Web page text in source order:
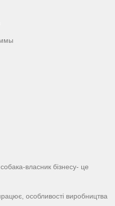
власник бізнесу- це
особливості виробництва